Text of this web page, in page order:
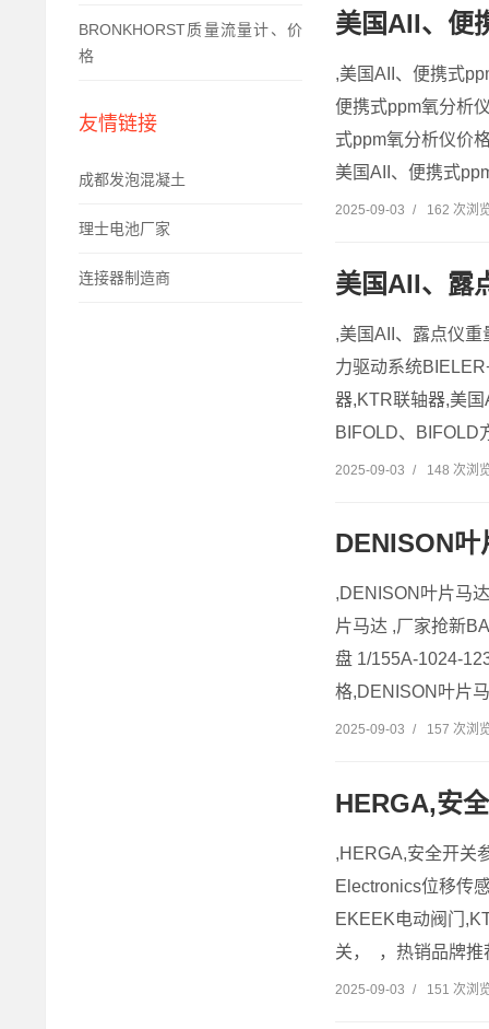
BRONKHORST质量流量计、价
格
友情链接
成都发泡混凝土
理士电池厂家
连接器制造商
美国AII、便
,美国AII、便携式
便携式ppm氧分析
式ppm氧分析仪价
美国AII、便携式
2025-09-03 / 162 次浏
美国AII、露
,美国AII、露点仪
力驱动系统
器,KTR联轴器,美
BIFOLD、BIFOLD
2025-09-03 / 148 次浏
DENISON
,DENISON叶片马
片马达 ,厂家抢新
盘 1/155A-1024-
格,DENISON叶片
2025-09-03 / 157 次浏
HERGA,安
,HERGA,安全开关
Electronics位移传
EKEEK电动阀门
关， ，热销品牌推
2025-09-03 / 151 次浏